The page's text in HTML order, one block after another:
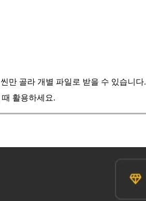
만 골라 개별 파일로 받을 수 있습니다.
활용하세요.